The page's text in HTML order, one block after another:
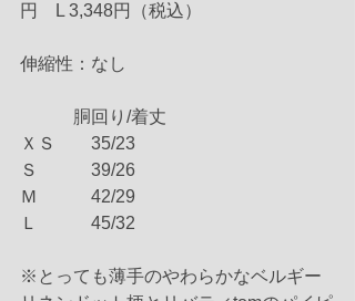
円　L 3,348円（税込）
伸縮性：なし
胴回り/着丈
ＸＳ　　35/23
Ｓ　　　39/26
Ｍ　　　42/29
Ｌ　　　45/32
※とっても薄手のやわらかなベルギー